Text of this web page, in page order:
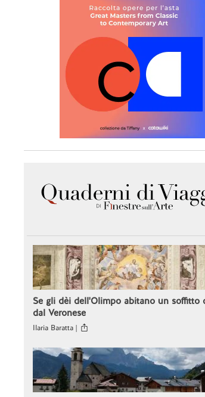
Se gli dèi dell'Olimpo abitano un soffitto
dal Veronese
Ilaria Baratta |